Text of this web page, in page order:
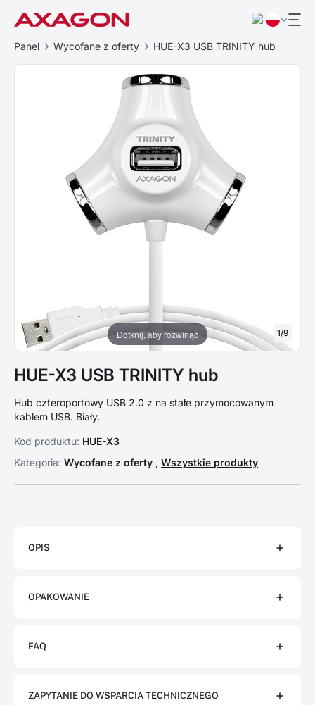
Panel Wycofane z oferty HUE-X3 USB TRINITY hub
Dotknij, aby rozwinąć 1/9
HUE-X3 USB TRINITY hub
Hub czteroportowy USB 2.0 z na stałe przymocowanym
kablem USB. Biały.
Kod produktu: HUE-X3
Kategoria: Wycofane z oferty , Wszystkie produkty
OPIS
OPAKOWANIE
FAQ
ZAPYTANIE DO WSPARCIA TECHNICZNEGO